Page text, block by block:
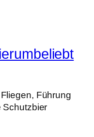
Führung
Schutzbier